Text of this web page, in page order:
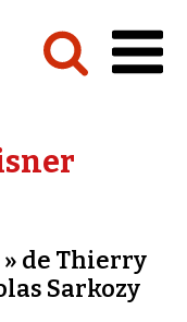
de Thierry
Sarkozy